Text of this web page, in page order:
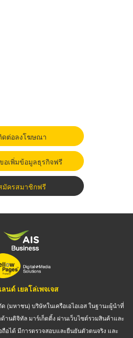
ดต่อลงโฆษณา
อเพิ่มข้อมูลธุรกิจฟรี
มัครสมาชิกฟรี
นด์ เยลโล่เพจเจส
(มหาชน) บริษัทในเครือเอไอเอส ในฐานะผู้นำที่
นดิจิทัล มาร์เก็ตติ้ง ผ่านเว็บไซต์รวมสินค้าและ
ถือได้ มีการตรวจสอบและยืนยันตัวตนจริง และ